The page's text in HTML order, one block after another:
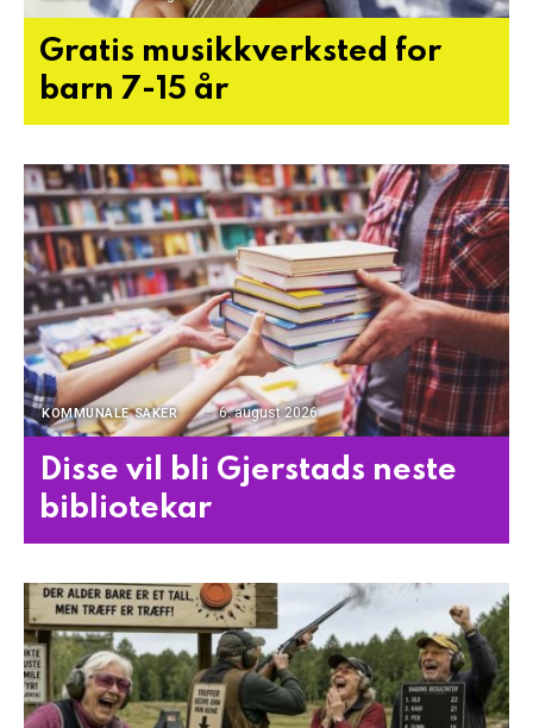
Gratis musikkverksted for
barn 7-15 år
KOMMUNALE SAKER 6. august 2026
Disse vil bli Gjerstads neste
bibliotekar